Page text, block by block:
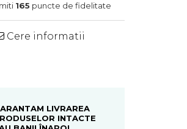
165 puncte de fidelitate
Cere informatii
LIVRAREA
INTACTE